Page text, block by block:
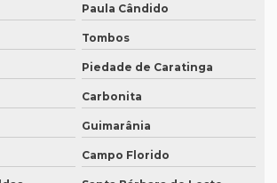
fazer uma tradução juramentada
juramentada alemão
juramentada espanhol
juramentada ingles
para o inglês
Paula Cândido
Tombos
Piedade de Caratinga
Carbonita
Guimarânia
Campo Florido